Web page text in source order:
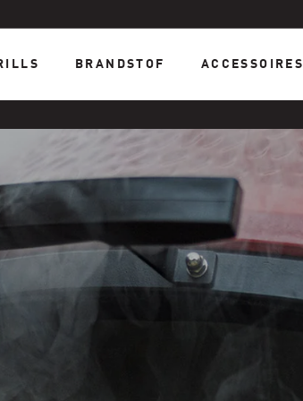
BRANDSTOF ACCESSOIRES